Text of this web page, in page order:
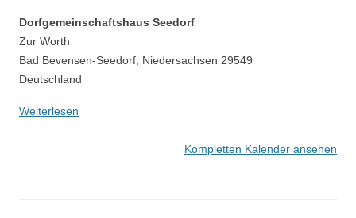
Dorfgemeinschaftshaus Seedorf
Zur Worth
Bad Bevensen-Seedorf Niedersachsen 29549
Deutschland
Weiterlesen
Kompletten Kalender ansehen